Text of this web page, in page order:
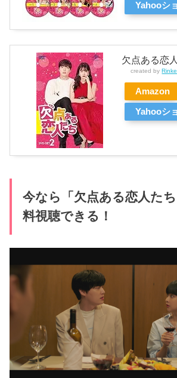
Yahooシ
欠点ある恋
created by
Amazon
Yahooシ
今なら「欠点ある恋人た
料視聴できる！